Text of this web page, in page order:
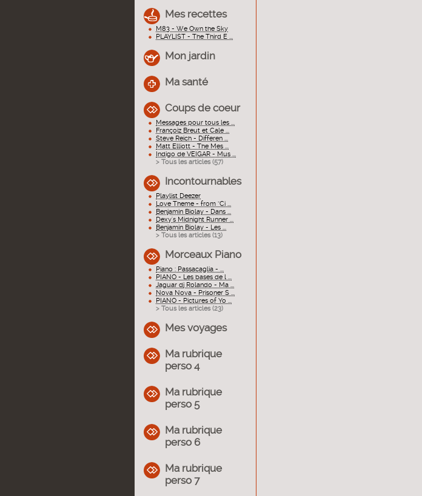
Mes recettes
M83 - We Own the Sky
PLAYLIST - The Third E ...
Mon jardin
Ma santé
Coups de coeur
Messages pour tous les ...
Françoiz Breut et Cale ...
Steve Reich - Differen ...
Matt Elliott - The Mes ...
Indigo de VEIGAR - Mus ...
> Tous les articles (57)
Incontournables
Playlist Deezer
Love Theme - from "Ci ...
Benjamin Biolay - Dans ...
Dexy's Midnight Runner ...
Benjamin Biolay - Les ...
> Tous les articles (13)
Morceaux Piano
Piano : Passacaglia - ...
PIANO - Les bases de l ...
Jaguar dj Rolando - Ma ...
Nova Nova - Prisoner S ...
PIANO - Pictures of Yo ...
> Tous les articles (23)
Mes voyages
Ma rubrique
perso 4
Ma rubrique
perso 5
Ma rubrique
perso 6
Ma rubrique
perso 7